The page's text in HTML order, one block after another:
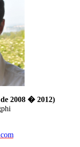
2008 � 2012)